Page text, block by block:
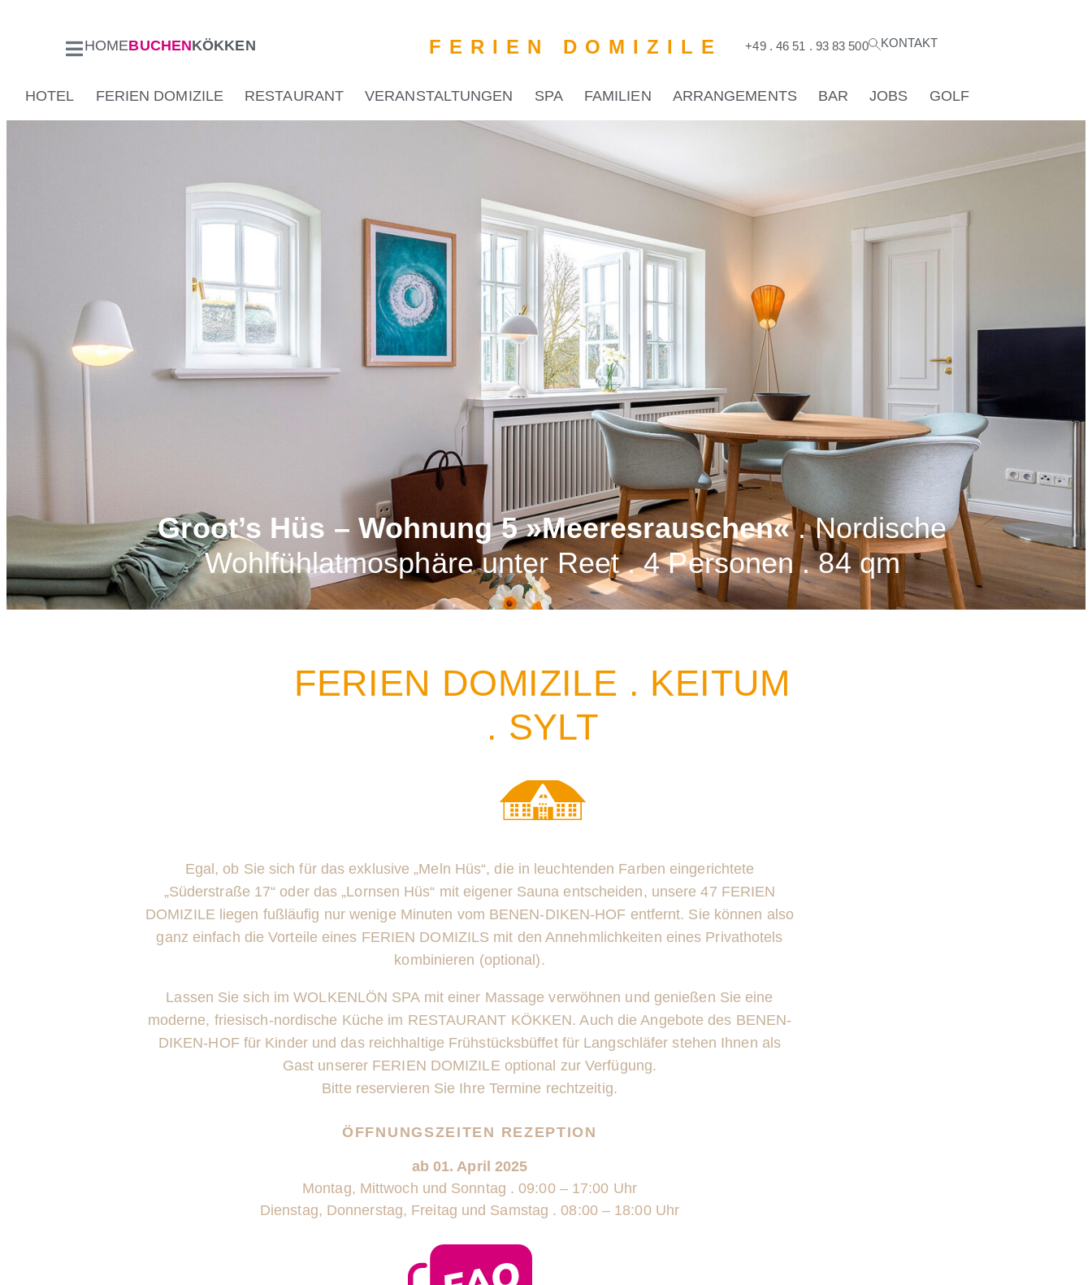
HOMEBUCHENKÖKKEN FERIEN DOMIZILE +49 . 46 51 . 93 83 500 KONTAKT
HOTEL FERIEN DOMIZILE RESTAURANT VERANSTALTUNGEN SPA FAMILIEN ARRANGEMENTS BAR JOBS GOLF
Groot’s Hüs – Wohnung 5 »Meeresrauschen«. Nordische
Wohlfühlatmosphäre unter Reet . 4 Personen . 84 qm
FERIEN DOMIZILE . KEITUM
. SYLT
Egal, ob Sie sich für das exklusive „Meln Hüs“, die in leuchtenden Farben eingerichtete
„Süderstraße 17“ oder das „Lornsen Hüs“ mit eigener Sauna entscheiden, unsere 47 FERIEN
DOMIZILE liegen fußläufig nur wenige Minuten vom BENEN-DIKEN-HOF entfernt. Sie können also
ganz einfach die Vorteile eines FERIEN DOMIZILS mit den Annehmlichkeiten eines Privathotels
kombinieren (optional).
Lassen Sie sich im WOLKENLÖN SPA mit einer Massage verwöhnen und genießen Sie eine
moderne, friesisch-nordische Küche im RESTAURANT KÖKKEN. Auch die Angebote des BENEN-
DIKEN-HOF für Kinder und das reichhaltige Frühstücksbüffet für Langschläfer stehen Ihnen als
Gast unserer FERIEN DOMIZILE optional zur Verfügung.
Bitte reservieren Sie Ihre Termine rechtzeitig.
ÖFFNUNGSZEITEN REZEPTION
ab 01. April 2025
Montag, Mittwoch und Sonntag . 09:00 – 17:00 Uhr
Dienstag, Donnerstag, Freitag und Samstag . 08:00 – 18:00 Uhr